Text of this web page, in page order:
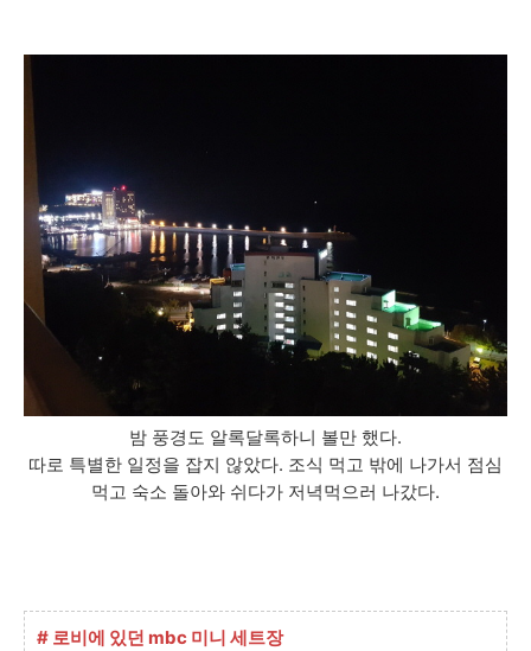
밤 풍경도 알록달록하니 볼만 했다.
따로 특별한 일정을 잡지 않았다. 조식 먹고 밖에 나가서 점심
먹고 숙소 돌아와 쉬다가 저녁먹으러 나갔다.
# 로비에 있던 mbc 미니 세트장